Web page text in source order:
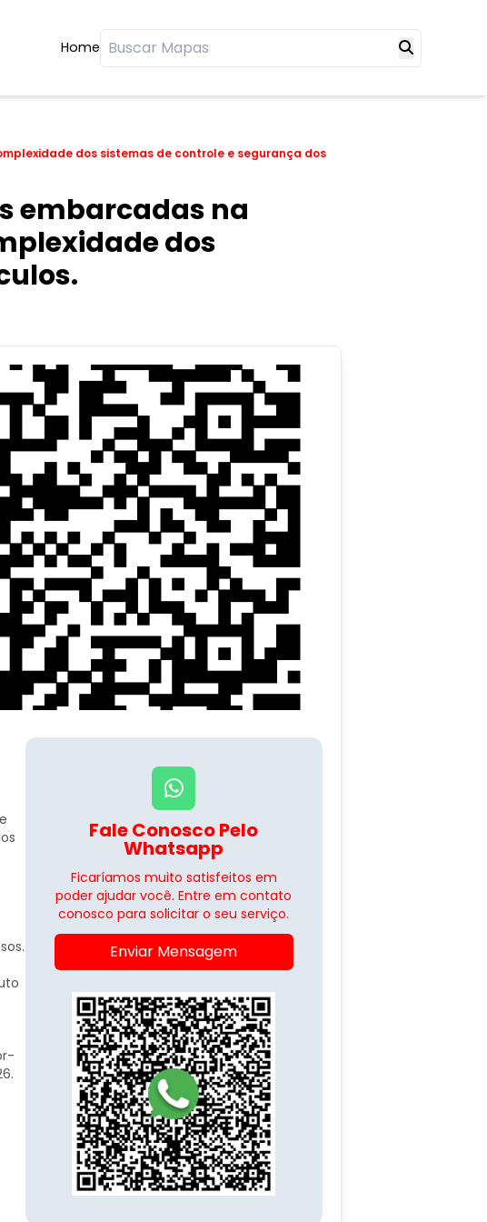
Home
dos sistemas de controle e segurança dos
embarcadas na
dos
Fale Conosco Pelo
Whatsapp
Ficaríamos muito satisfeitos em
poder ajudar você. Entre em contato
conosco para solicitar o seu serviço.
Enviar Mensagem